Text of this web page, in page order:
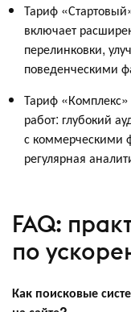
Тариф
включает
перелинковки,
поведенческими
Тариф
работ: глубокий
с коммерческими
регулярная
FAQ:
по
Как поисковые